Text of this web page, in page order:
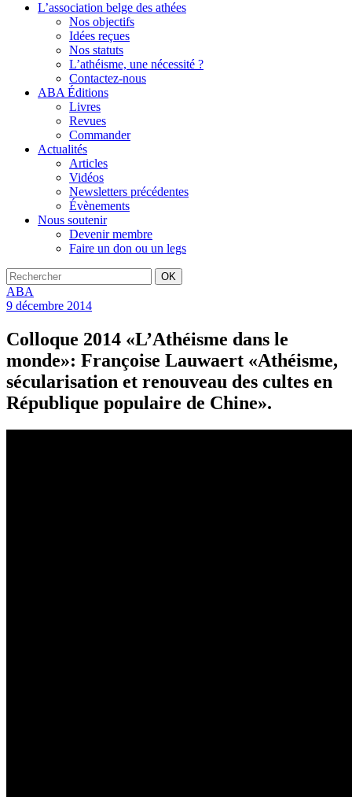
L’association belge des athées
Nos objectifs
Idées reçues
Nos statuts
L’athéisme, une nécessité ?
Contactez-nous
ABA Éditions
Livres
Revues
Commander
Actualités
Articles
Vidéos
Newsletters précédentes
Évènements
Nous soutenir
Devenir membre
Faire un don ou un legs
OK
ABA
9 décembre 2014
Colloque 2014 «L’Athéisme dans le
monde»: Françoise Lauwaert «Athéisme,
sécularisation et renouveau des cultes en
République populaire de Chine».